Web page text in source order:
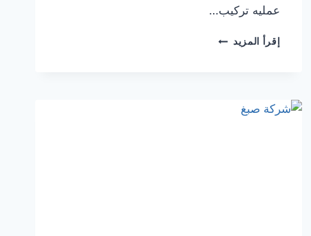
عمليه تركيب…
إقرأ المزيد تركيب